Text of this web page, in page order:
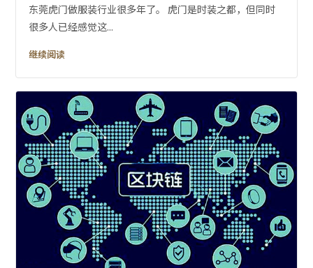
东莞虎门做服装行业很多年了。 虎门是时装之都，但同时
很多人已经感觉这...
继续阅读